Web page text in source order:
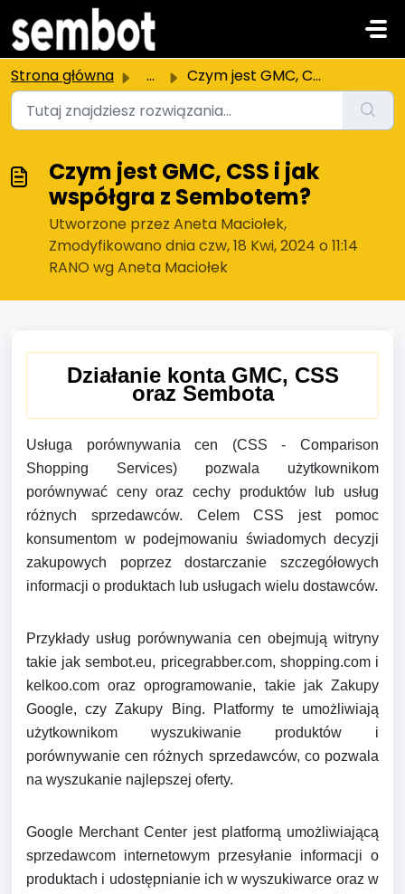
Przejdź do głównej treści
Strona główna ... Czym jest GMC, CSS i jak współgra z Sembotem?
Czym jest GMC, CSS i jak
współgra z Sembotem?
Utworzone przez Aneta Maciołek,
Zmodyfikowano dnia czw, 18 Kwi, 2024 o 11:14
RANO wg Aneta Maciołek
Działanie konta GMC, CSS
oraz Sembota
Usługa porównywania cen (CSS - Comparison
Shopping Services) pozwala użytkownikom
porównywać ceny oraz cechy produktów lub usług
różnych sprzedawców. Celem CSS jest pomoc
konsumentom w podejmowaniu świadomych decyzji
zakupowych poprzez dostarczanie szczegółowych
informacji o produktach lub usługach wielu dostawców.
Przykłady usług porównywania cen obejmują witryny
takie jak sembot.eu, pricegrabber.com, shopping.com i
kelkoo.com oraz oprogramowanie, takie jak Zakupy
Google, czy Zakupy Bing. Platformy te umożliwiają
użytkownikom wyszukiwanie produktów i
porównywanie cen różnych sprzedawców, co pozwala
na wyszukanie najlepszej oferty.
Google Merchant Center jest platformą umożliwiającą
sprzedawcom internetowym przesyłanie informacji o
produktach i udostępnianie ich w wyszukiwarce oraz w